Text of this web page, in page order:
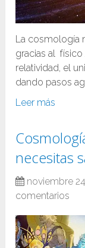
La cosmología
gracias al físico
relatividad, el
dando pasos
Leer más
necesitas
noviembre
comentarios